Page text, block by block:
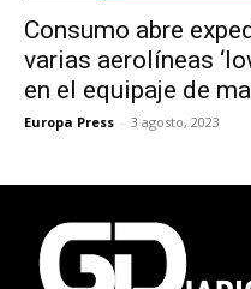
Consumo abre
varias aerolíneas
en el equipaje de
Europa Press - 3 agosto, 2023